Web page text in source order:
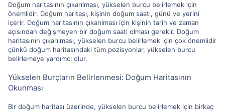
Doğum haritasının çıkarılması, yükselen burcu belirlemek için
önemlidir. Doğum haritası, kişinin doğum saati, günü ve yerini
içerir. Doğum haritasının çıkarılması için kişinin tarih ve zaman
açısından değişmeyen bir doğum saati olması gerekir. Doğum
haritasının çıkarılması, yükselen burcu belirlemek için çok önemlidir
çünkü doğum haritasındaki tüm pozisyonlar, yükselen burcu
belirlemeye yardımcı olur.
Yükselen Burçların Belirlenmesi: Doğum Haritasının
Okunması
Bir doğum haritası üzerinde, yükselen burcu belirlemek için birkaç